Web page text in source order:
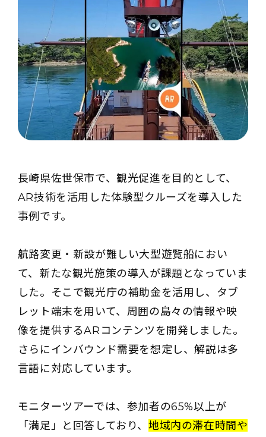
長崎県佐世保市で、観光促進を目的として、
AR技術を活用した体験型クルーズを導入した
事例です。
航路変更・新設が難しい大型遊覧船におい
て、新たな観光施策の導入が課題となっていま
した。そこで観光庁の補助金を活用し、タブ
レット端末を用いて、周囲の島々の情報や映
像を提供するARコンテンツを開発しました。
さらにインバウンド需要を想定し、解説は多
言語に対応しています。
モニターツアーでは、参加者の65%以上が
「満足」と回答しており、地域内の滞在時間や